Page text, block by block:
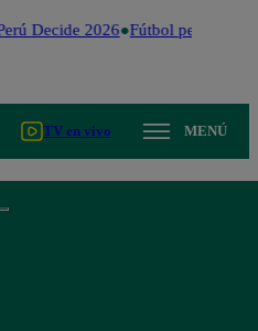
Decide 2026 Fútbol peruano
TV en vivo MENÚ